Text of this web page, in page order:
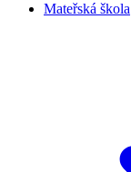
Mateřská škola